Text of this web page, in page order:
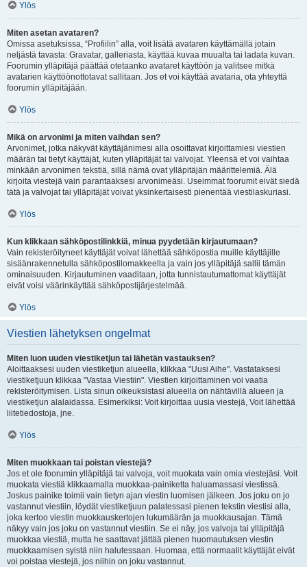
Ylös
Miten asetan avataren?
Omissa asetuksissa, “Profiilin” alla, voit lisätä avataren käyttämällä jotain
neljästä tavasta: Gravatar, galleriasta, käyttää kuvaa muualta tai ladata kuvan.
Foorumin ylläpitäjä päättää otetaanko avataret käyttöön ja valitsee mitkä
avatarien käyttöönottotavat sallitaan. Jos et voi käyttää avataria, ota yhteyttä
foorumin ylläpitäjään.
Ylös
Mikä on arvonimi ja miten vaihdan sen?
Arvonimet, jotka näkyvät käyttäjänimesi alla osoittavat kirjoittamiesi viestien
määrän tai tietyt käyttäjät, kuten ylläpitäjät tai valvojat. Yleensä et voi vaihtaa
minkään arvonimen tekstiä, sillä nämä ovat ylläpitäjän määrittelemiä. Älä
kirjoita viestejä vain parantaaksesi arvonimeäsi. Useimmat foorumit eivät siedä
tätä ja valvojat tai ylläpitäjät voivat yksinkertaisesti pienentää viestilaskuriasi.
Ylös
Kun klikkaan sähköpostilinkkiä, minua pyydetään kirjautumaan?
Vain rekisteröityneet käyttäjät voivat lähettää sähköpostia muille käyttäjille
sisäänrakennetulla sähköpostilomakkeella ja vain jos ylläpitäjä sallii tämän
ominaisuuden. Kirjautuminen vaaditaan, jotta tunnistautumattomat käyttäjät
eivät voisi väärinkäyttää sähköpostijärjestelmää.
Ylös
Viestien lähetyksen ongelmat
Miten luon uuden viestiketjun tai lähetän vastauksen?
Aloittaaksesi uuden viestiketjun alueella, klikkaa "Uusi Aihe". Vastataksesi
viestiketjuun klikkaa "Vastaa Viestiin". Viestien kirjoittaminen voi vaatia
rekisteröitymisen. Lista sinun oikeuksistasi alueella on nähtävillä alueen ja
viestiketjun alalaidassa. Esimerkiksi: Voit kirjoittaa uusia viestejä, Voit lähettää
liitetiedostoja, jne.
Ylös
Miten muokkaan tai poistan viestejä?
Jos et ole foorumin ylläpitäjä tai valvoja, voit muokata vain omia viestejäsi. Voit
muokata viestiä klikkaamalla muokkaa-painiketta haluamassasi viestissä.
Joskus painike toimii vain tietyn ajan viestin luomisen jälkeen. Jos joku on jo
vastannut viestiin, löydät viestiketjuun palatessasi pienen tekstin viestisi alla,
joka kertoo viestin muokkauskertojen lukumäärän ja muokkausajan. Tämä
näkyy vain jos joku on vastannut viestiin. Se ei näy, jos valvoja tai ylläpitäjä
muokkaa viestiä, mutta he saattavat jättää pienen huomautuksen viestin
muokkaamisen syistä niin halutessaan. Huomaa, että normaalit käyttäjät eivät
voi poistaa viestejä, jos niihin on joku vastannut.